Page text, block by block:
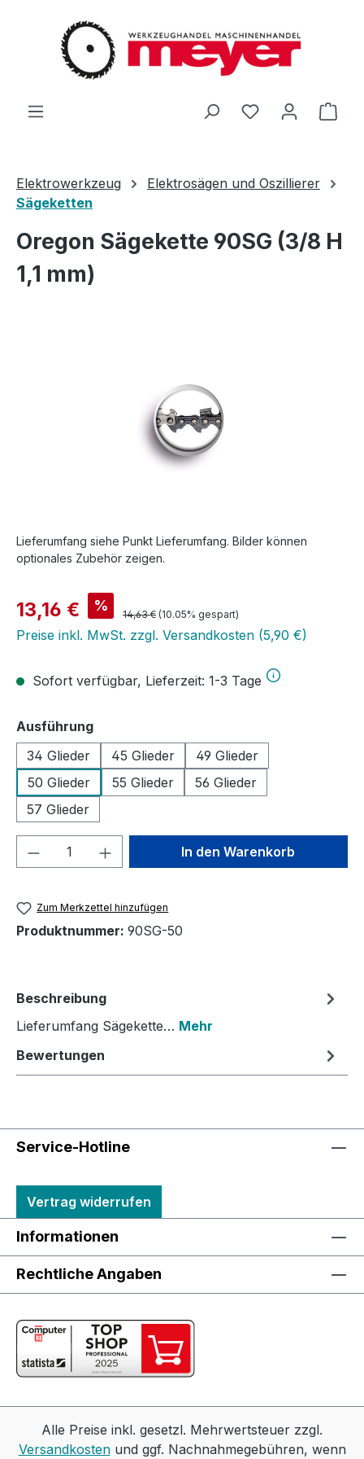
Zum Hauptinhalt springen
Du hast 0
Elektrowerkzeug
Elektrosägen und Oszillierer
Sägeketten
Oregon Sägekette 90SG (3/8 H
1,1 mm)
Lieferumfang siehe Punkt Lieferumfang. Bilder können
optionales Zubehör zeigen.
Verkaufspreis:
13,16 € % Regulärer Preis:
14,63 € (10.05% gespart)
Preise inkl. MwSt. zzgl. Versandkosten (5,90 €)
Sofort verfügbar, Lieferzeit: 1-3 Tage
Ausführungauswählen
34 Glieder
45 Glieder
49 Glieder
50 Glieder
55 Glieder
56 Glieder
57 Glieder
Produkt Anzahl: Gib denIn den Warenkorb
Zum Merkzettel hinzufügen
Produktnummer: 90SG-50
Beschreibung
Lieferumfang Sägekette… Mehr
Bewertungen
Service-Hotline
Vertrag widerrufen
Informationen
Rechtliche Angaben
Alle Preise inkl. gesetzl. Mehrwertsteuer zzgl.
Versandkostenund ggf. Nachnahmegebühren, wenn